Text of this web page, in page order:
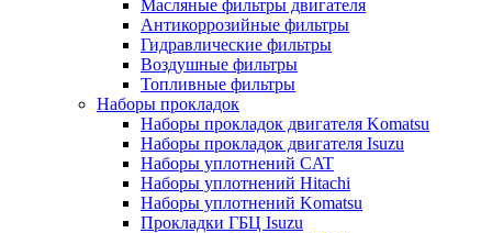
Масляные фильтры двигателя
Антикоррозийные фильтры
Гидравлические фильтры
Воздушные фильтры
Топливные фильтры
Наборы прокладок
Наборы прокладок двигателя Komatsu
Наборы прокладок двигателя Isuzu
Наборы уплотнений CAT
Наборы уплотнений Hitachi
Наборы уплотнений Komatsu
Прокладки ГБЦ Isuzu